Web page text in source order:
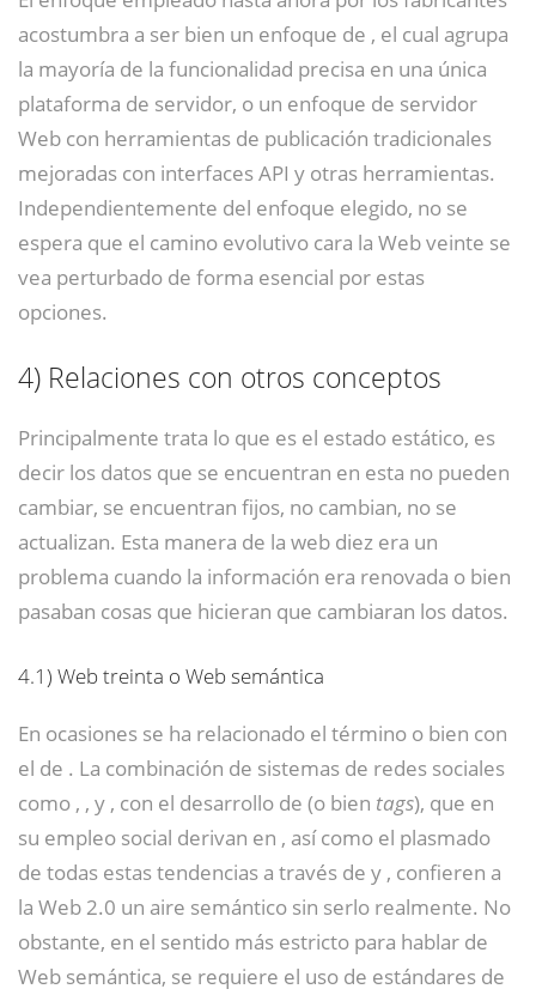
acostumbra a ser bien un enfoque de , el cual agrupa
la mayoría de la funcionalidad precisa en una única
plataforma de servidor, o un enfoque de servidor
Web con herramientas de publicación tradicionales
mejoradas con interfaces API y otras herramientas.
Independientemente del enfoque elegido, no se
espera que el camino evolutivo cara la Web veinte se
vea perturbado de forma esencial por estas
opciones.
4) Relaciones con otros conceptos
Principalmente trata lo que es el estado estático, es
decir los datos que se encuentran en esta no pueden
cambiar, se encuentran fijos, no cambian, no se
actualizan. Esta manera de la web diez era un
problema cuando la información era renovada o bien
pasaban cosas que hicieran que cambiaran los datos.
4.1) Web treinta o Web semántica
En ocasiones se ha relacionado el término o bien con
el de . ​ La combinación de sistemas de redes sociales
como , , y , con el desarrollo de (o bien tags), que en
su empleo social derivan en , así como el plasmado
de todas estas tendencias a través de y , confieren a
la Web 2.0 un aire semántico sin serlo realmente. No
obstante, en el sentido más estricto para hablar de
Web semántica, se requiere el uso de estándares de